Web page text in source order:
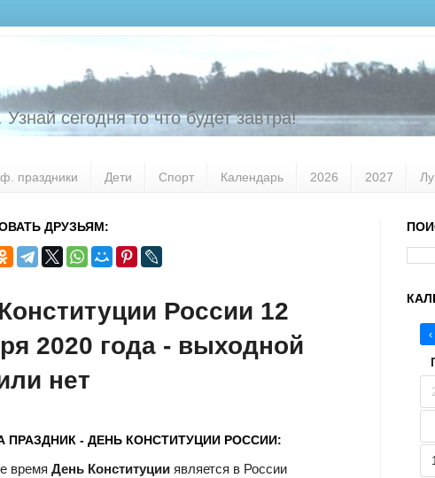
сегодня то что будет завтра!
праздники Дети Спорт Календарь 2026 2027
ДРУЗЬЯМ:
России 12
2020 года - выходной
нет
ПРАЗДНИК - ДЕНЬ КОНСТИТУЦИИ РОССИИ:
время День Конституции является в России
‹